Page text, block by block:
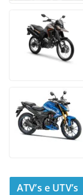
ATV’s e UTV’s